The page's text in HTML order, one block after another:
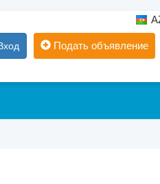
Подать объявление